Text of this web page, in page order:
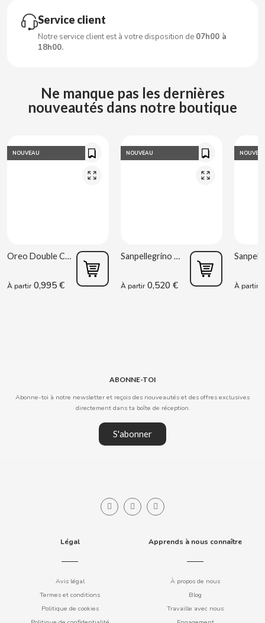
COMO KOMO
CONGUITOS
COOKIE POP & CANDY POP
DON SIMON
DR PEPPER
Service client
Notre service client est à votre disposition de 07h00 à
18h00.
Ne manque pas les dernières
nouveautés dans notre boutique
NOUVEAU
Oreo Double Cream 170 g
À partir0,995 €
NOUVEAU
Sanpellegrino Orange acidulée 33 cl
À partir0,520 € À partir
ABONNE-TOI
Abonne-toi à notre newsletter et reçois des nouveautés et des offres exclusives
directement dans ta boîte de réception.
S'abonner
Légal
Avis légal
Termes et conditions
Politique de cookies
Apprends à nous connaître
À propos de nous
Blog
Travaille avec nous